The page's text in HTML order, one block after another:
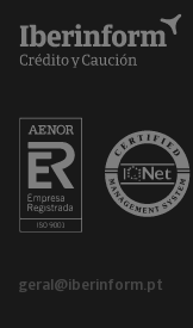
geral@iberinform.pt